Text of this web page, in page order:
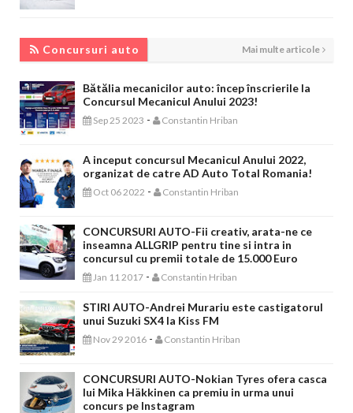
Concursuri auto Mai multe articole
Bătălia mecanicilor auto: încep înscrierile la
Concursul Mecanicul Anului 2023!
Sep 25 2023 - Constantin Hriban
A inceput concursul Mecanicul Anului 2022,
organizat de catre AD Auto Total Romania!
Oct 06 2022 - Constantin Hriban
CONCURSURI AUTO-Fii creativ, arata-ne ce
inseamna ALLGRIP pentru tine si intra in
concursul cu premii totale de 15.000 Euro
Jan 11 2017 - Constantin Hriban
STIRI AUTO-Andrei Murariu este castigatorul
unui Suzuki SX4 la Kiss FM
Nov 29 2016 - Constantin Hriban
CONCURSURI AUTO-Nokian Tyres ofera casca
lui Mika Häkkinen ca premiu in urma unui
concurs pe Instagram